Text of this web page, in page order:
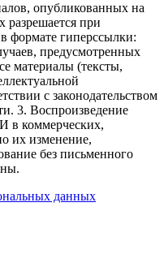
опубликованных на
разрешается при
формате гиперссылки:
предусмотренных
материалы (тексты,
с законодательством
3. Воспроизведение
в коммерческих,
их изменение,
без письменного
данных